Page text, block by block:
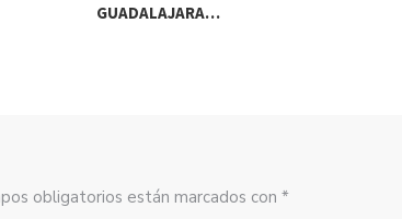
GUADALAJARA…
obligatorios están marcados con *